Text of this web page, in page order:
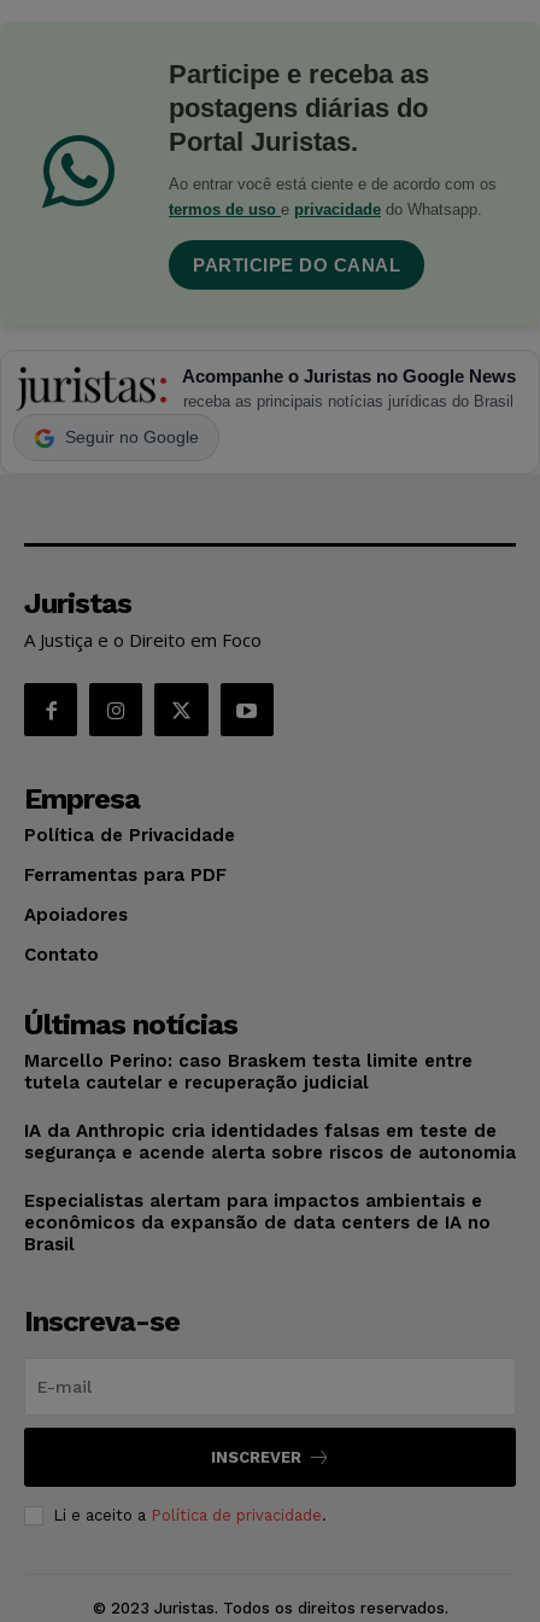
Participe e receba as
postagens diárias do
Portal Juristas.
Ao entrar você está ciente e de acordo com os
termos de uso e privacidade do Whatsapp.
PARTICIPE DO CANAL
Acompanhe o Juristas no Google News
receba as principais notícias jurídicas do Brasil
Seguir no Google
Juristas
A Justiça e o Direito em Foco
Empresa
Política de Privacidade
Ferramentas para PDF
Apoiadores
Contato
Últimas notícias
Marcello Perino: caso Braskem testa limite entre
tutela cautelar e recuperação judicial
IA da Anthropic cria identidades falsas em teste de
segurança e acende alerta sobre riscos de autonomia
Especialistas alertam para impactos ambientais e
econômicos da expansão de data centers de IA no
Brasil
Inscreva-se
INSCREVER
Li e aceito a Política de privacidade.
© 2023 Juristas. Todos os direitos reservados.